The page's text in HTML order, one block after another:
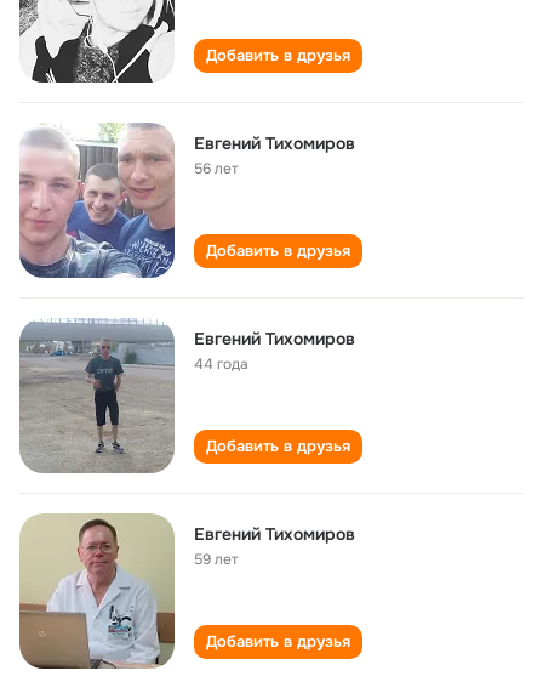
Добавить в друзья
Евгений Тихомиров
56 лет
Добавить в друзья
Евгений Тихомиров
44 года
Добавить в друзья
Евгений Тихомиров
59 лет
Добавить в друзья